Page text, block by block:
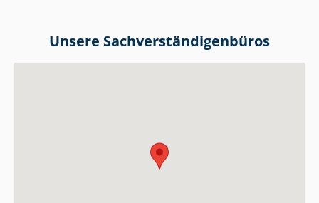
Unsere Sach­ver­stän­di­gen­bü­ros